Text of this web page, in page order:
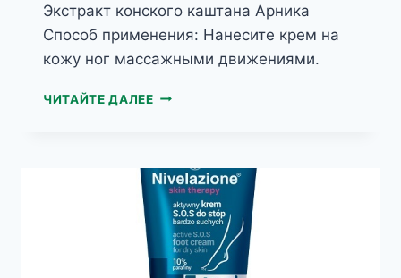
Экстракт конского каштана Арника
Способ применения: Нанесите крем на
кожу ног массажными движениями.
ЧИТАЙТЕ ДАЛЕЕNIVELAZIONE
ГЕЛЬ
ДЛЯ
УСТАВШИХ
НОГ